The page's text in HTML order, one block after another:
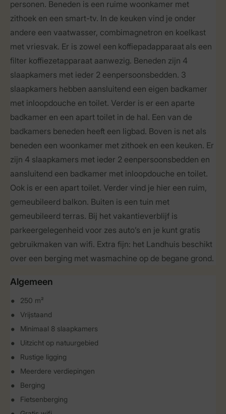
personen. Beneden is een ruime woonkamer met
zithoek en een smart-tv. In de keuken vind je onder
andere een vaatwasser, combimagnetron en koelkast
met vriesvak. Er is zowel een koffiepadapparaat als een
filter koffiezetapparaat aanwezig. Beneden zijn 4
slaapkamers met ieder 2 eenpersoonsbedden. 3
slaapkamers hebben aansluitend een eigen badkamer
met inloopdouche en toilet. Verder is er een aparte
badkamer en een apart toilet in de hal. Een van de
badkamers beneden heeft een ligbad. Boven is net als
beneden een woonkamer met zithoek en een keuken. Er
zijn 4 slaapkamers met ieder 2 eenpersoonsbedden en
aansluitend een badkamer met inloopdouche en toilet.
Ook is er een apart toilet. Verder vind je hier een ruim,
gemeubileerd balkon. Buiten is een tuin met
gemeubileerd terras. Bij het vakantieverblijf is
parkeergelegenheid voor zes auto’s en je kunt gratis
gebruikmaken van wifi. Extra fijn: het Landhuis beschikt
over een berging met wasmachine op de begane grond.
Algemeen
250 m²
Vrijstaand
Minimaal 8 slaapkamers
Uitzicht op natuurgebied
Rustige ligging
Meerdere verdiepingen
Berging
Fietsenberging